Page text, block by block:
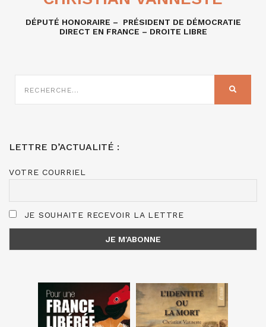
DÉPUTÉ HONORAIRE – PRÉSIDENT DE DÉMOCRATIE
DIRECT EN FRANCE – DROITE LIBRE
SUR
LETTRE D’ACTUALITÉ :
VOTRE COURRIEL
JE SOUHAITE RECEVOIR LA LETTRE